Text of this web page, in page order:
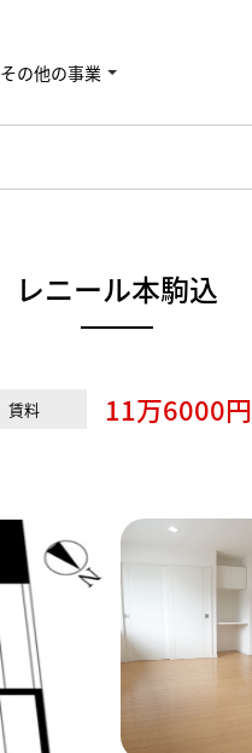
その他の事業
レニール本駒込
賃料 11万6000円